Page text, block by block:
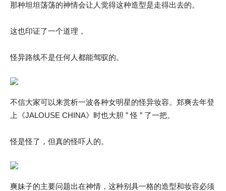
那种坦坦荡荡的神情会让人觉得这种造型是走得出去的。
这也印证了一个道理，
怪异路线不是任何人都能驾驭的。
不信大家可以来赏析一波各种女明星的怪异妆容。郑爽去年登
上《JALOUSE CHINA》时也大胆 ” 怪 ” 了一把。
怪是怪了，但真的怪吓人的。
爽妹子的主要问题出在神情，这种别具一格的造型和妆容必须